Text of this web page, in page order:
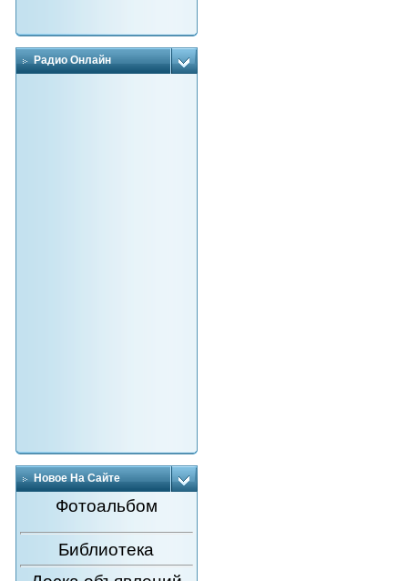
Радио Онлайн
Новое На Сайте
Фотоальбом
Библиотека